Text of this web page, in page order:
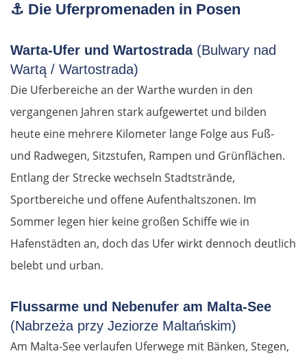
⚓ Die Uferpromenaden in Posen
Warta-Ufer und Wartostrada (Bulwary nad
Wartą / Wartostrada)
Die Uferbereiche an der Warthe wurden in den
vergangenen Jahren stark aufgewertet und bilden
heute eine mehrere Kilometer lange Folge aus Fuß-
und Radwegen, Sitzstufen, Rampen und Grünflächen.
Entlang der Strecke wechseln Stadtstrände,
Sportbereiche und offene Aufenthaltszonen. Im
Sommer legen hier keine großen Schiffe wie in
Hafenstädten an, doch das Ufer wirkt dennoch deutlich
belebt und urban.
Flussarme und Nebenufer am Malta-See
(Nabrzeża przy Jeziorze Maltańskim)
Am Malta-See verlaufen Uferwege mit Bänken, Stegen,